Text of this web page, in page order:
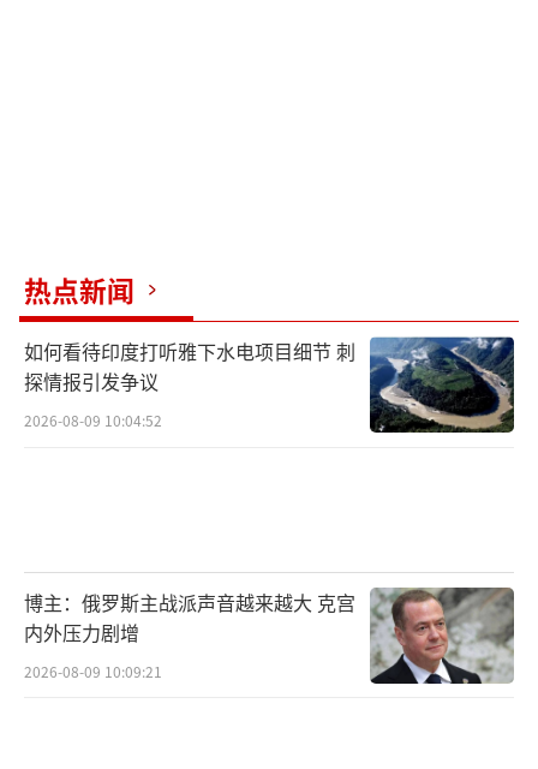
热点新闻
如何看待印度打听雅下水电项目细节 刺
探情报引发争议
2026-08-09 10:04:52
博主：俄罗斯主战派声音越来越大 克宫
内外压力剧增
2026-08-09 10:09:21